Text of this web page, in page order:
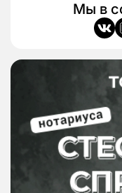
Мы в